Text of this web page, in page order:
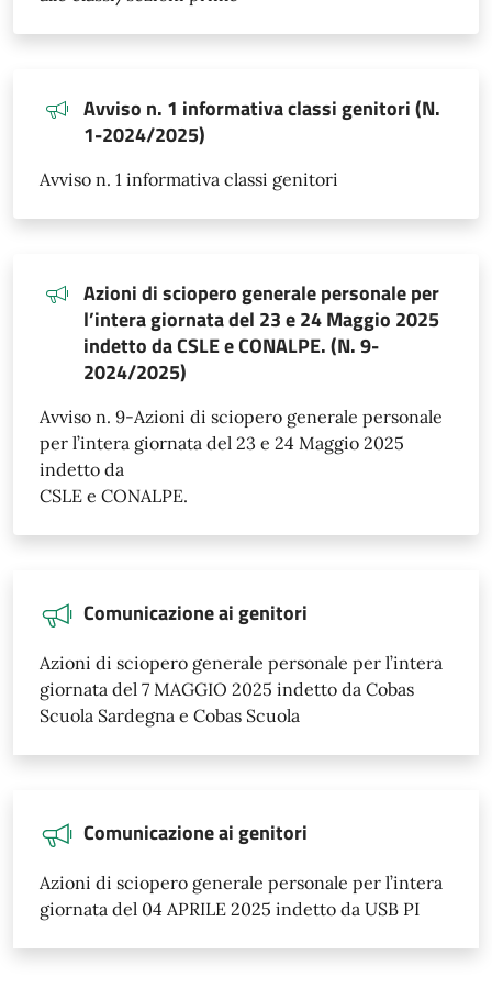
Avviso n. 1 informativa classi genitori (N.
1-2024/2025)
Avviso n. 1 informativa classi genitori
Azioni di sciopero generale personale per
l’intera giornata del 23 e 24 Maggio 2025
indetto da CSLE e CONALPE. (N. 9-
2024/2025)
Avviso n. 9-Azioni di sciopero generale personale
per l’intera giornata del 23 e 24 Maggio 2025
indetto da
CSLE e CONALPE.
Comunicazione ai genitori
Azioni di sciopero generale personale per l’intera
giornata del 7 MAGGIO 2025 indetto da Cobas
Scuola Sardegna e Cobas Scuola
Comunicazione ai genitori
Azioni di sciopero generale personale per l’intera
giornata del 04 APRILE 2025 indetto da USB PI